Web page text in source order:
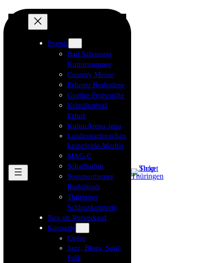
Events
Bad Salzunger
Kultursommer
Country Messe
Erfurter Herbstlese
Goethe-Festwoche
Krimifestival
Erfurt
KulturArena Jena
Landesgartenschau
Leinefelde-Worbis
MAG-C
Schallkultur
Sommertheater
Rudolstadt
Thüringer
Schlosskonzerte
Neu im Vorverkauf
Konzerte
Chöre
Jazz, Blues, Soul,
Folk